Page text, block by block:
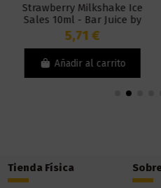
Strawberry Milkshake Ice
Sales 10ml - Bar Juice by
Bombo
5,71 €
Añadir al carrito
Tienda Física